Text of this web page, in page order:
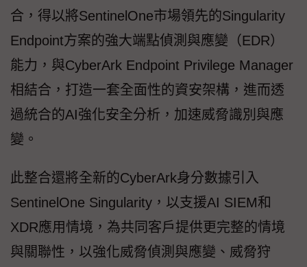
合，得以將SentinelOne市場領先的Singularity
Endpoint方案的強大端點偵測與應變（EDR）
能力，與CyberArk Endpoint Privilege Manager
相結合，打造一套全面性的資安架構，進而透
過統合的AI強化安全分析，加速威脅識別與應
變。
此整合還將全新的CyberArk身分數據引入
SentinelOne Singularity，以支援AI SIEM和
XDR應用情境，為共同客戶提供更完整的情境
與關聯性，以強化威脅偵測與應變、威脅狩